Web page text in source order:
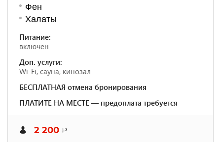
Фен
Халаты
Питание:
включен
Доп. услуги:
Wi-Fi, сауна, кинозал
БЕСПЛАТНАЯ отмена бронирования
ПЛАТИТЕ НА МЕСТЕ — предоплата требуется
2 200 ₽